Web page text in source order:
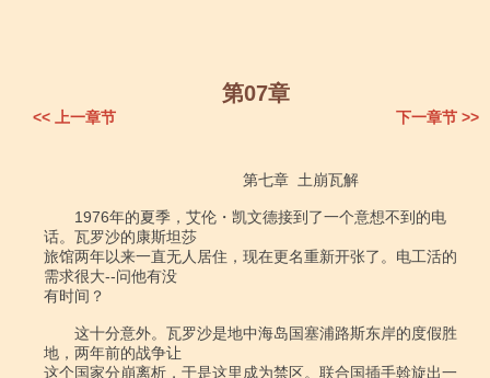
第07章
<< 上一章节 下一章节 >>
第七章  土崩瓦解
1976年的夏季，艾伦・凯文德接到了一个意想不到的电
话。瓦罗沙的康斯坦莎
旅馆两年以来一直无人居住，现在更名重新开张了。电工活的
需求很大--问他有没
有时间？
这十分意外。瓦罗沙是地中海岛国塞浦路斯东岸的度假胜
地，两年前的战争让
这个国家分崩离析，于是这里成为禁区。联合国插手斡旋出一